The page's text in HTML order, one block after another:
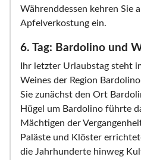
Währenddessen kehren Sie
Apfelverkostung ein.
6. Tag: Bardolino und
Ihr letzter Urlaubstag steht
Weines der Region
Sie zunächst den Ort
Hügel um Bardolino führte
Mächtigen der
Paläste und Klöster
die Jahrhunderte hinweg